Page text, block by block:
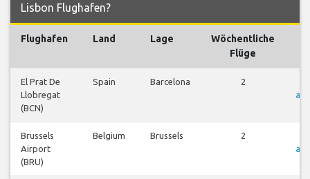
Lisbon Flughafen?
Flughafen Land Lage
Wöchentliche
Flüge
El Prat De
Llobregat
(BCN)
Spain Barcelona 2
Brussels
Airport
(BRU)
Belgium Brussels 2